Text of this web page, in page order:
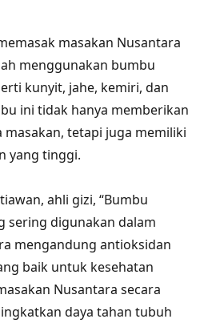
masakan Nusantara
menggunakan bumbu
kunyit, jahe, kemiri, dan
ini tidak hanya memberikan
masakan, tetapi juga memiliki
yang tinggi.
ahli gizi, “Bumbu
sering digunakan dalam
mengandung antioksidan
baik untuk kesehatan
Nusantara secara
daya tahan tubuh